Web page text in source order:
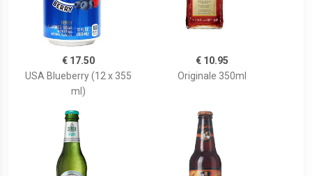
€ 17.50
USA Blueberry (12 x 355
ml)
€ 10.95
Originale 350ml